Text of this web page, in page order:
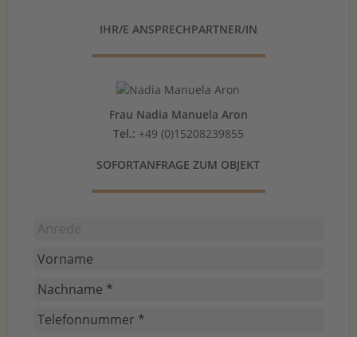
IHR/E ANSPRECHPARTNER/IN
Frau Nadia Manuela Aron
Tel.: +49 (0)15208239855
SOFORTANFRAGE ZUM OBJEKT